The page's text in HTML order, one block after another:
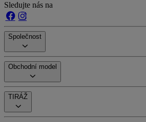
Sledujte nás na
Společnost
Obchodní model
TIRÁŽ